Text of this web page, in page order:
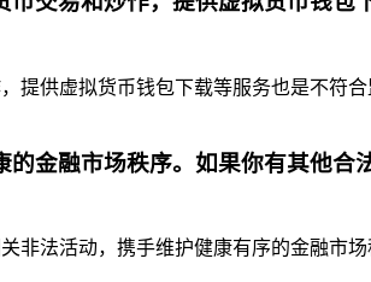
供虚拟货币钱包下载等服务也是不符
金融市场秩序。如果你有其他合
法活动，携手维护健康有序的金融市